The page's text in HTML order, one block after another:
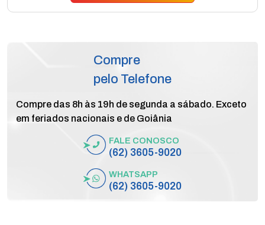
Compre
pelo Telefone
Compre das 8h às 19h de segunda a sábado. Exceto
em feriados nacionais e de Goiânia
FALE CONOSCO
(62) 3605-9020
WHATSAPP
(62) 3605-9020